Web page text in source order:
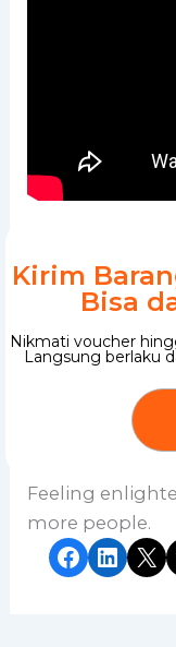
Kirim
Bisa
Nikmati voucher
Langsung berlaku
Feeling
more people.
Share onShare on
Share on X